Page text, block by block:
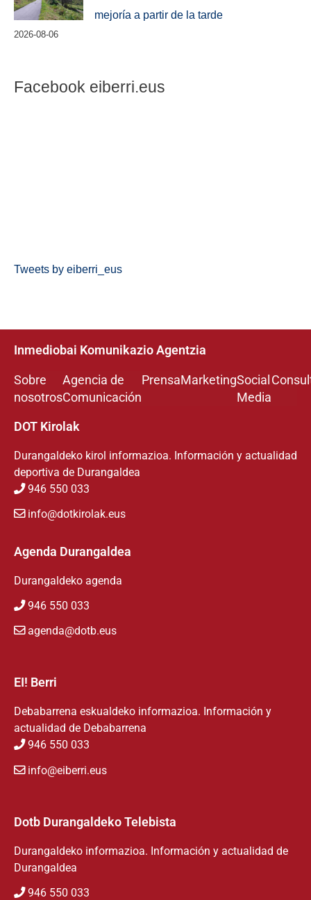
mejoría a partir de la tarde
2026-08-06
Facebook eiberri.eus
Tweets by eiberri_eus
Inmediobai Komunikazio Agentzia
Sobre
nosotros
Agencia de
Comunicación
PrensaMarketingSocial
Media
DOT Kirolak
Durangaldeko kirol informazioa. Información y actualidad
deportiva de Durangaldea
946 550 033
info@dotkirolak.eus
Agenda Durangaldea
Durangaldeko agenda
946 550 033
agenda@dotb.eus
EI! Berri
Debabarrena eskualdeko informazioa. Información y
actualidad de Debabarrena
946 550 033
info@eiberri.eus
Dotb Durangaldeko Telebista
Durangaldeko informazioa. Información y actualidad de
Durangaldea
946 550 033